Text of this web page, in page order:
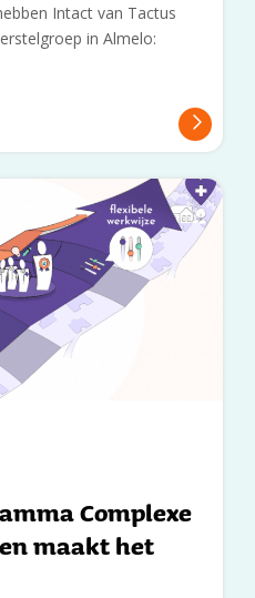
Intact van Tactus
in Almelo:
Complexe
maakt het